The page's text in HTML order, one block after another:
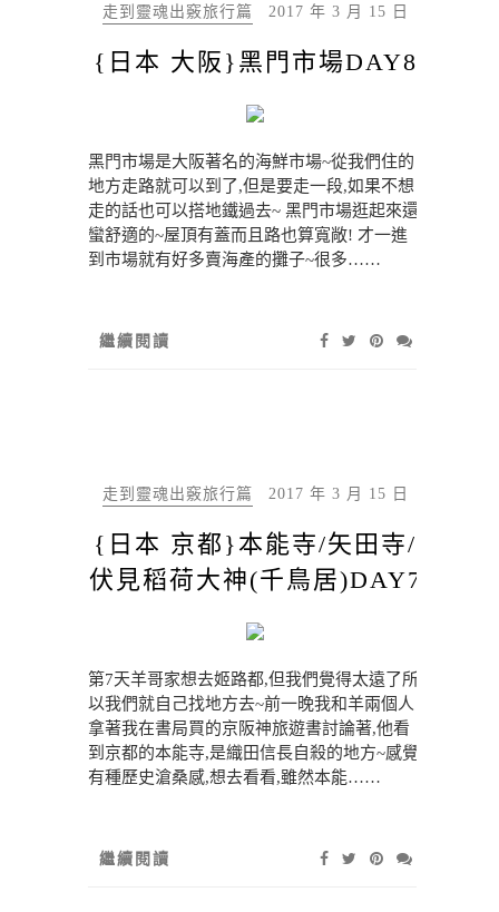
走到靈魂出竅旅行篇 2017 年 3 月 15 日
{日本 大阪}黑門市場DAY8
黑門市場是大阪著名的海鮮市場~從我們住的
地方走路就可以到了,但是要走一段,如果不想
走的話也可以搭地鐵過去~ 黑門市場逛起來還
蠻舒適的~屋頂有蓋而且路也算寬敞! 才一進
到市場就有好多賣海產的攤子~很多……
繼續閱讀
走到靈魂出竅旅行篇 2017 年 3 月 15 日
{日本 京都}本能寺/矢田寺/
伏見稻荷大神(千鳥居)DAY7
第7天羊哥家想去姬路都,但我們覺得太遠了所
以我們就自己找地方去~前一晚我和羊兩個人
拿著我在書局買的京阪神旅遊書討論著,他看
到京都的本能寺,是織田信長自殺的地方~感覺
有種歷史滄桑感,想去看看,雖然本能……
繼續閱讀